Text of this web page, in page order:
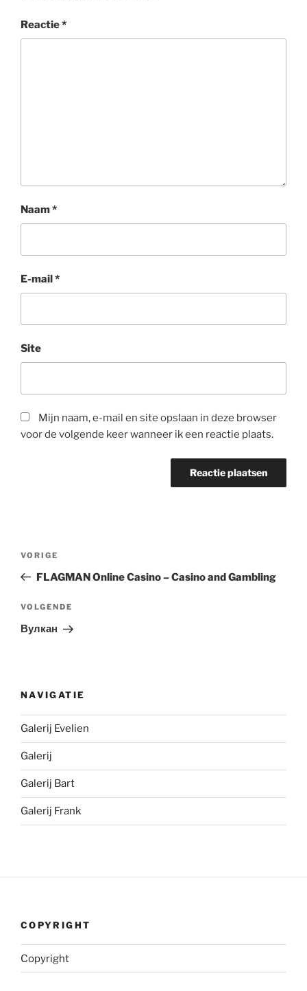
Reactie*
Naam*
E-mail*
Site
Mijn naam, e-mail en site opslaan in deze browser
voor de volgende keer wanneer ik een reactie plaats.
Vorig
bericht
VORIGE
FLAGMAN Online Casino – Casino and Gambling
Volgend
bericht
VOLGENDE
Вулкан
NAVIGATIE
Galerij Evelien
Galerij
Galerij Bart
Galerij Frank
COPYRIGHT
Copyright